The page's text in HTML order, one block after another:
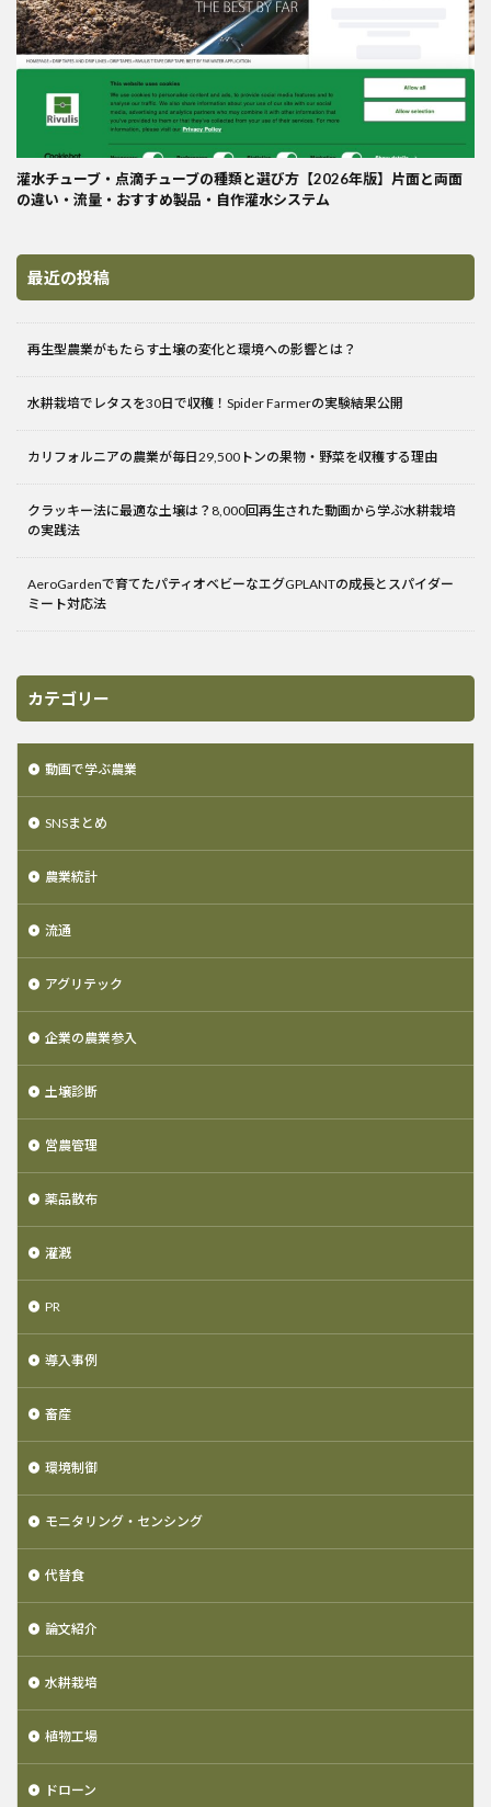
灌水チューブ・点滴チューブの種類と選び方【2026年版】片面と両面
の違い・流量・おすすめ製品・自作灌水システム
最近の投稿
再生型農業がもたらす土壌の変化と環境への影響とは？
水耕栽培でレタスを30日で収穫！Spider Farmerの実験結果公開
カリフォルニアの農業が毎日29,500トンの果物・野菜を収穫する理由
クラッキー法に最適な土壌は？8,000回再生された動画から学ぶ水耕栽培
の実践法
AeroGardenで育てたパティオベビーなエグGPLANTの成長とスパイダー
ミート対応法
カテゴリー
動画で学ぶ農業
SNSまとめ
農業統計
流通
アグリテック
企業の農業参入
土壌診断
営農管理
薬品散布
灌漑
PR
導入事例
畜産
環境制御
モニタリング・センシング
代替食
論文紹介
水耕栽培
植物工場
ドローン